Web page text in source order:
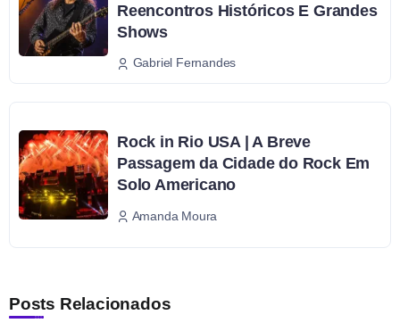
Reencontros Históricos E Grandes
Shows
Gabriel Fernandes
Rock in Rio USA | A Breve
Passagem da Cidade do Rock Em
Solo Americano
Amanda Moura
Posts Relacionados